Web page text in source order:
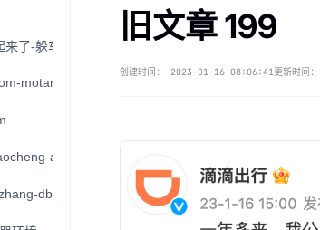
了-躲车里20分钟
motan
architect-awesome
dblog
旧文章 199
创建时间： 2023-01-16 08:06:41更新时间：